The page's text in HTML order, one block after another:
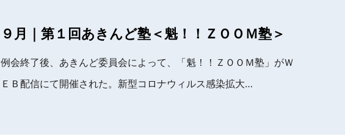
９月｜第１回あきんど塾＜魁！！ＺＯＯＭ塾＞
例会終了後、あきんど委員会によって、「魁！！ＺＯＯＭ塾」がＷ
ＥＢ配信にて開催された。新型コロナウィルス感染拡大…